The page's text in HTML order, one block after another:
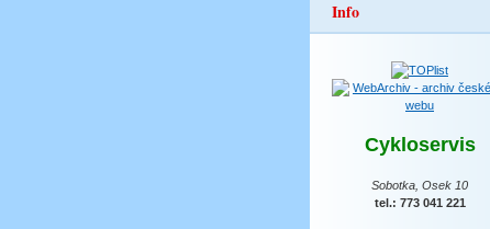
Info
Cykloservis
Sobotka, Osek 10
tel.: 773 041 221